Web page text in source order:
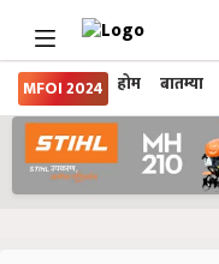
MFOI 2024 होम बातम्या